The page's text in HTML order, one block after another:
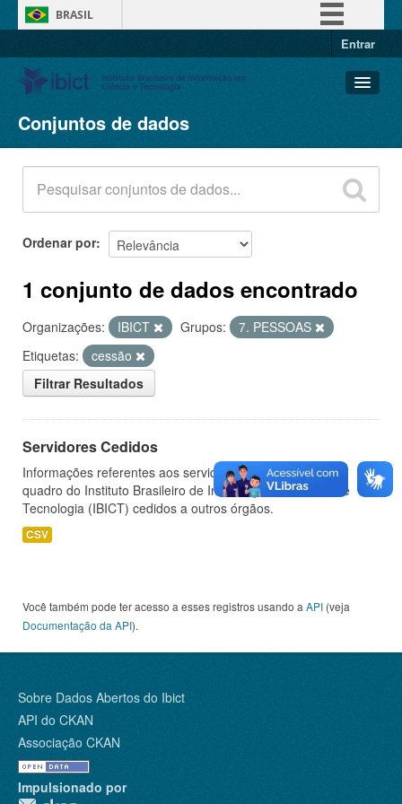
BRASIL
Entrar
Conjuntos de dados
Organizações
Grupos
Sobre
Conjuntos de dados
Ordenar por
1 conjunto de dados encontrado
Organizações: IBICT Grupos:
7. PESSOAS
Etiquetas:
cessão
Filtrar Resultados
Servidores Cedidos
Informações referentes aos servidores pertencentes ao
quadro do Instituto Brasileiro de Informação em Ciência e
Tecnologia (IBICT) cedidos a outros órgãos.
CSV
Você também pode ter acesso a esses registros usando a API (veja
Documentação da API).
Sobre Dados Abertos do Ibict
API do CKAN
Associação CKAN
Impulsionado por